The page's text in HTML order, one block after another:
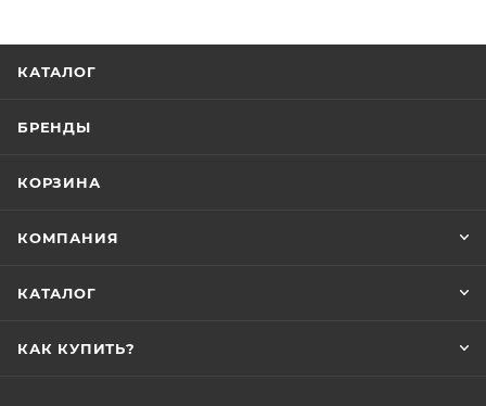
КАТАЛОГ
БРЕНДЫ
КОРЗИНА
КОМПАНИЯ
КАТАЛОГ
КАК КУПИТЬ?